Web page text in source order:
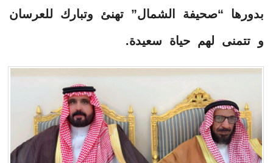
بدورها “صحيفة الشمال” تهنئ وتبارك للعرسان
و تتمنى لهم حياة سعيدة.